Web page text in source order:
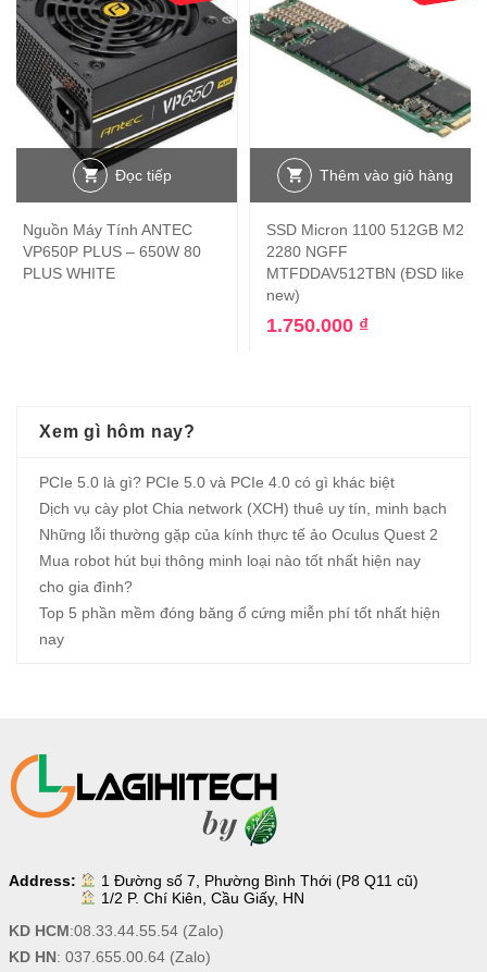
Đọc tiếp
Nguồn Máy Tính ANTEC
VP650P PLUS – 650W 80
PLUS WHITE
Thêm vào giỏ hàng
SSD Micron 1100 512GB M2
2280 NGFF
MTFDDAV512TBN (ĐSD like
new)
1.750.000 ₫
Xem gì hôm nay?
PCIe 5.0 là gì? PCIe 5.0 và PCIe 4.0 có gì khác biệt
Dịch vụ cày plot Chia network (XCH) thuê uy tín, minh bạch
Những lỗi thường gặp của kính thực tế ảo Oculus Quest 2
Mua robot hút bụi thông minh loại nào tốt nhất hiện nay
cho gia đình?
Top 5 phần mềm đóng băng ổ cứng miễn phí tốt nhất hiện
nay
Address:
1 Đường số 7, Phường Bình Thới (P8 Q11 cũ)
1/2 P. Chí Kiên, Cầu Giấy, HN
KD HCM:08.33.44.55.54(Zalo)
KD HN: 037.655.00.64(Zalo)